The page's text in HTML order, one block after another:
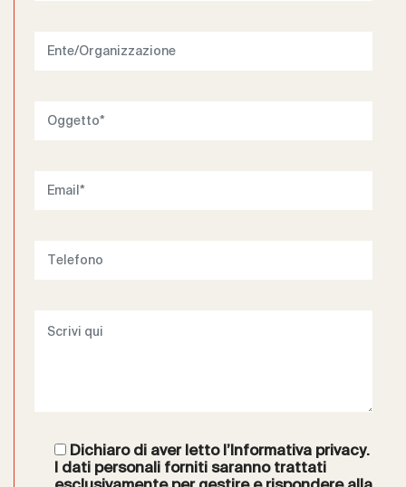
Dichiaro di aver letto l’Informativa privacy.
I dati personali forniti saranno trattati